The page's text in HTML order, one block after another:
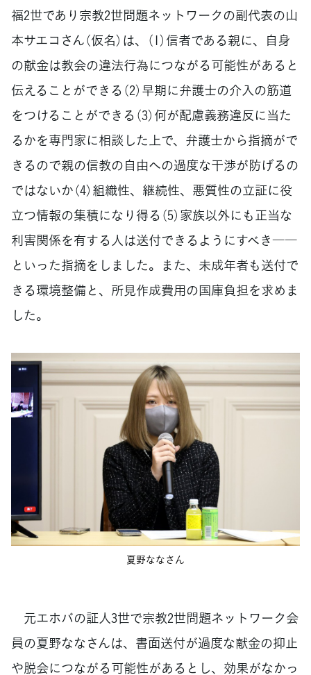
福2世であり宗教2世問題ネットワークの副代表の山
本サエコさん（仮名）は、（1）信者である親に、自身
の献金は教会の違法行為につながる可能性があると
伝えることができる（2）早期に弁護士の介入の筋道
をつけることができる（3）何が配慮義務違反に当た
るかを専門家に相談した上で、弁護士から指摘がで
きるので親の信教の自由への過度な干渉が防げるの
ではないか（4）組織性、継続性、悪質性の立証に役
立つ情報の集積になり得る（5）家族以外にも正当な
利害関係を有する人は送付できるようにすべき――
といった指摘をしました。また、未成年者も送付で
きる環境整備と、所見作成費用の国庫負担を求めま
した。
夏野ななさん
元エホバの証人3世で宗教2世問題ネットワーク会
員の夏野ななさんは、書面送付が過度な献金の抑止
や脱会につながる可能性があるとし、効果がなかっ